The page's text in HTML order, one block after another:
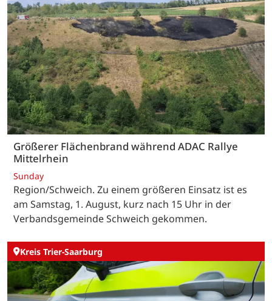
Größerer Flächenbrand während ADAC Rallye
Mittelrhein
Sunday
Region/Schweich. Zu einem größeren Einsatz ist es
am Samstag, 1. August, kurz nach 15 Uhr in der
Verbandsgemeinde Schweich gekommen.
Kreis Trier-Saarburg